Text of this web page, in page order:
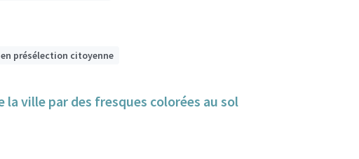
présélection citoyenne
la ville par des fresques colorées au sol